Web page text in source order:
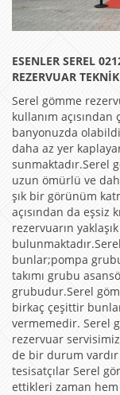
ESENLER SEREL
REZERVUAR
Serel gömme
kullanım
banyonuzda
daha az yer
sunmaktadır.Serel
uzun ömürlü ve
şık bir görünüm
açısından da eşsiz
rezervuarın
bunlar;pompa
takımı grubu
grubudur.Serel
birkaç çeşittir
vermemedir. Serel
rezervuar
de bir durum vardır
tesisatçılar Serel
ettikleri zaman